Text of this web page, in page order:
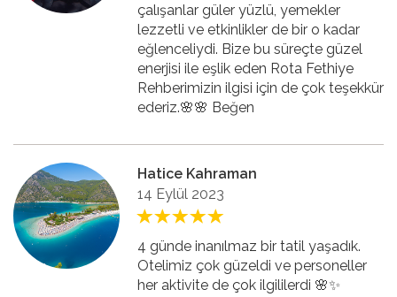
çalışanlar güler yüzlü, yemekler
lezzetli ve etkinlikler de bir o kadar
eğlenceliydi. Bize bu süreçte güzel
enerjisi ile eşlik eden Rota Fethiye
Rehberimizin ilgisi için de çok teşekkür
ederiz.🌸🌸 Beğen
Hatice Kahraman
14 Eylül 2023
4 günde inanılmaz bir tatil yaşadık.
Otelimiz çok güzeldi ve personeller
her aktivite de çok ilgililerdi 🌸✨